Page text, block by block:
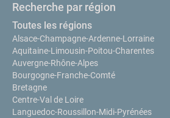
Recherche par région
Toutes les régions
Alsace-Champagne-Ardenne-Lorraine
Aquitaine-Limousin-Poitou-Charentes
Auvergne-Rhône-Alpes
Bourgogne-Franche-Comté
Bretagne
Centre-Val de Loire
Languedoc-Roussillon-Midi-Pyrénées